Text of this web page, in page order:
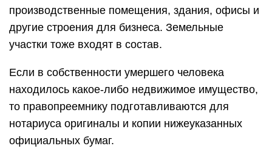
производственные помещения, здания, офисы и
другие строения для бизнеса. Земельные
участки тоже входят в состав.
Если в собственности умершего человека
находилось какое-либо недвижимое имущество,
то правопреемнику подготавливаются для
нотариуса оригиналы и копии нижеуказанных
официальных бумаг.